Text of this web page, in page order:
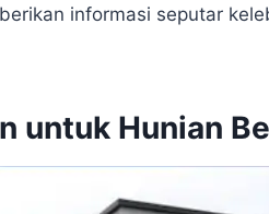
informasi seputar
untuk Hunian